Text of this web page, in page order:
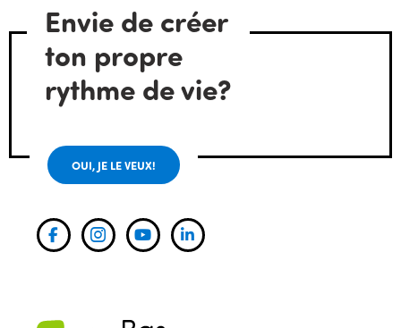
Envie de créer
ton propre
rythme de vie?
OUI, JE LE VEUX!